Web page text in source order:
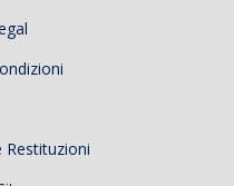
Restituzioni